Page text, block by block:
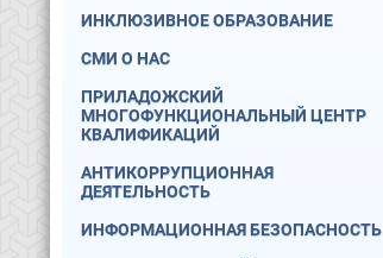
ИНКЛЮЗИВНОЕ ОБРАЗОВАНИЕ
СМИ О НАС
ПРИЛАДОЖСКИЙ
МНОГОФУНКЦИОНАЛЬНЫЙ ЦЕНТР
КВАЛИФИКАЦИЙ
АНТИКОРРУПЦИОННАЯ
ДЕЯТЕЛЬНОСТЬ
ИНФОРМАЦИОННАЯ БЕЗОПАСНОСТЬ